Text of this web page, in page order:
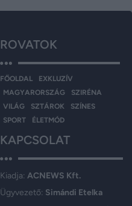
ROVATOK
FŐOLDAL
EXKLUZÍV
MAGYARORSZÁG
SZIRÉNA
VILÁG
SZTÁROK
SZÍNES
SPORT
ÉLETMÓD
KAPCSOLAT
Kiadja: ACNEWS Kft.
Ügyvezető: Simándi Etelka